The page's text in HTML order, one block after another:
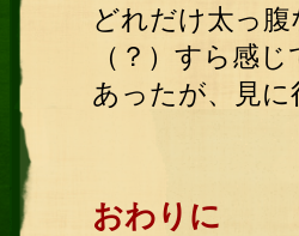
どれだけ太っ
（？）すら感
あったが、見
おわりに